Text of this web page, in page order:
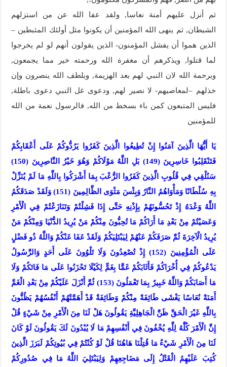
ثم أنزل عليهم أمنة نعاسا, ولقد عفا الله عن من استزلهم
الشيطان, ثم ينهى الله المؤمنين أن يكونوا مثل أولئك المثبطين –
الذين هموا أن يفشل المؤمنون- الذين يقولون أنهم لو لم يخرجوا
لما قتلوا, ويذكرهم أن مغفرة الله ورحمته خير مما يجمعون,
وبرحمة الله لان النبي لهم بعد الهزيمة, وبلطف الله ينصرون وإن
خذلهم –لمعاصيهم- لا نصير لهم, ودعوى غل النبي دعوى باطلة,
فليس المتبعون كمن باء بسخط من الله, فالرسول نعمة من الله
للمؤمنين
يَا أَيُّهَا الَّذِينَ آمَنُوا إِنْ تُطِيعُوا الَّذِينَ كَفَرُوا يَرُدُّوكُمْ عَلَى أَعْقَابِكُمْ
فَتَنْقَلِبُوا خَاسِرِينَ (149) بَلِ اللَّهُ مَوْلَاكُمْ وَهُوَ خَيْرُ النَّاصِرِينَ (150)
سَنُلْقِي فِي قُلُوبِ الَّذِينَ كَفَرُوا الرُّعْبَ بِمَا أَشْرَكُوا بِاللَّهِ مَا لَمْ يُنَزِّلْ
بِهِ سُلْطَانًا وَمَأْوَاهُمُ النَّارُ وَبِئْسَ مَثْوَى الظَّالِمِينَ (151) وَلَقَدْ صَدَقَكُمُ
اللَّهُ وَعْدَهُ إِذْ تَحُسُّونَهُمْ بِإِذْنِهِ حَتَّى إِذَا فَشِلْتُمْ وَتَنَازَعْتُمْ فِي الْأَمْرِ
وَعَصَيْتُمْ مِنْ بَعْدِ مَا أَرَاكُمْ مَا تُحِبُّونَ مِنْكُمْ مَنْ يُرِيدُ الدُّنْيَا وَمِنْكُمْ مَنْ
يُرِيدُ الْآخِرَةَ ثُمَّ صَرَفَكُمْ عَنْهُمْ لِيَبْتَلِيَكُمْ وَلَقَدْ عَفَا عَنْكُمْ وَاللَّهُ ذُو فَضْلٍ
عَلَى الْمُؤْمِنِينَ (152) إِذْ تُصْعِدُونَ وَلَا تَلْوُونَ عَلَى أَحَدٍ وَالرَّسُولُ
يَدْعُوكُمْ فِي أُخْرَاكُمْ فَأَثَابَكُمْ غَمًّا بِغَمٍّ لِكَيْلَا تَحْزَنُوا عَلَى مَا فَاتَكُمْ وَلَا
مَا أَصَابَكُمْ وَاللَّهُ خَبِيرٌ بِمَا تَعْمَلُونَ (153) ثُمَّ أَنْزَلَ عَلَيْكُمْ مِنْ بَعْدِ الْغَمِّ
أَمَنَةً نُعَاسًا يَغْشَى طَائِفَةً مِنْكُمْ وَطَائِفَةٌ قَدْ أَهَمَّتْهُمْ أَنْفُسُهُمْ يَظُنُّونَ
بِاللَّهِ غَيْرَ الْحَقِّ ظَنَّ الْجَاهِلِيَّةِ يَقُولُونَ هَلْ لَنَا مِنَ الْأَمْرِ مِنْ شَيْءٍ قُلْ
إِنَّ الْأَمْرَ كُلَّهُ لِلَّهِ يُخْفُونَ فِي أَنْفُسِهِمْ مَا لَا يُبْدُونَ لَكَ يَقُولُونَ لَوْ كَانَ
لَنَا مِنَ الْأَمْرِ شَيْءٌ مَا قُتِلْنَا هَاهُنَا قُلْ لَوْ كُنْتُمْ فِي بُيُوتِكُمْ لَبَرَزَ الَّذِينَ
كُتِبَ عَلَيْهِمُ الْقَتْلُ إِلَى مَضَاجِعِهِمْ وَلِيَبْتَلِيَ اللَّهُ مَا فِي صُدُورِكُمْ